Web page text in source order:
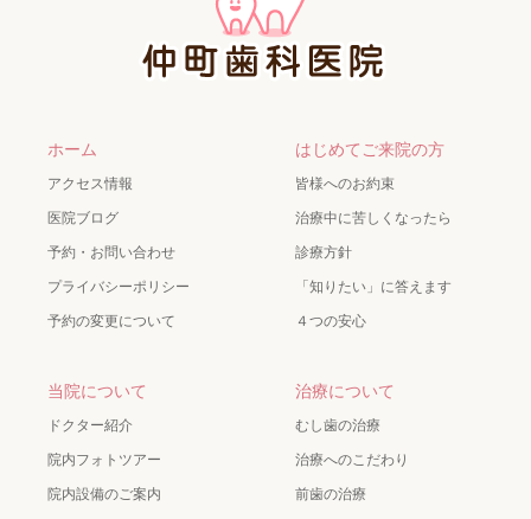
ホーム
アクセス情報
医院ブログ
予約・お問い合わせ
プライバシーポリシー
予約の変更について
はじめてご来院の方
皆様へのお約束
治療中に苦しくなったら
診療方針
「知りたい」に答えます
４つの安心
当院について
ドクター紹介
院内フォトツアー
院内設備のご案内
治療について
むし歯の治療
治療へのこだわり
前歯の治療